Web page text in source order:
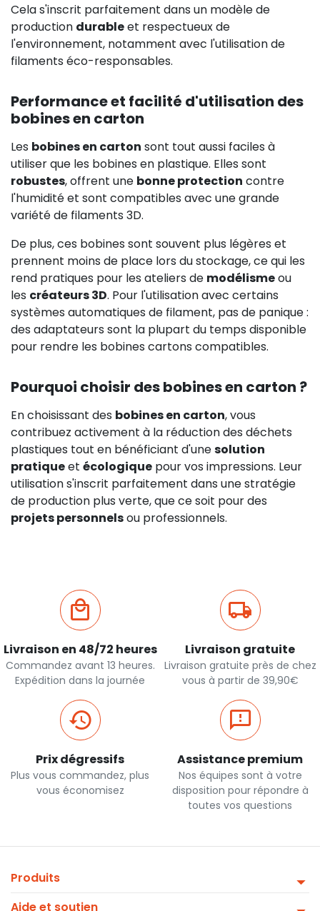
Cela s'inscrit parfaitement dans un modèle de
production durableet respectueux de
l'environnement, notamment avec l'utilisation de
filaments éco-responsables.
Performance et facilité d'utilisation des
bobines en carton
Les bobines en carton sont tout aussi faciles à
utiliser que les bobines en plastique. Elles sont
robustes, offrent une bonne protection contre
l'humidité et sont compatibles avec une grande
variété de filaments 3D.
De plus, ces bobines sont souvent plus légères et
prennent moins de place lors du stockage, ce qui les
rend pratiques pour les ateliers de modélismeou
les créateurs 3D. Pour l'utilisation avec certains
systèmes automatiques de filament, pas de panique :
des adaptateurs sont la plupart du temps disponible
pour rendre les bobines cartons compatibles.
Pourquoi choisir des bobines en carton ?
En choisissant des bobines en carton, vous
contribuez activement à la réduction des déchets
plastiques tout en bénéficiant d'unesolution
pratiqueet écologique pour vos impressions. Leur
utilisation s'inscrit parfaitement dans une stratégie
de production plus verte, que ce soit pour des
projets personnelsou professionnels.
Livraison en 48/72 heures
Commandez avant 13 heures.
Expédition dans la journée
Livraison gratuite
Livraison gratuite près de chez
vous à partir de 39,90€
Prix dégressifs
Plus vous commandez, plus
vous économisez
Assistance premium
Nos équipes sont à votre
disposition pour répondre à
toutes vos questions
Produits
Aide et soutien